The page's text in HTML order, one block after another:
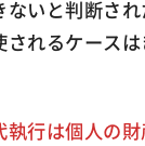
ないと判断さ
されるケース
執行は個人の